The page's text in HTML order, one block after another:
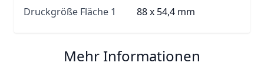
Druckgröße Fläche 1 88 x 54,4 mm
Mehr Informationen